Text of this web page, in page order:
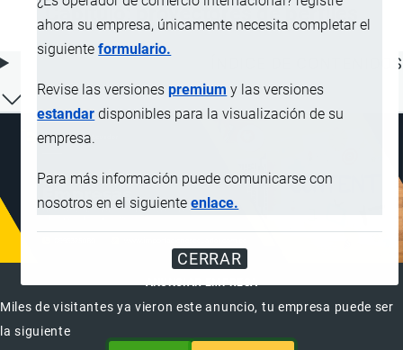
ahora su empresa, únicamente necesita completar el
siguienteformulario.
Revise las versionespremium y las versiones
estandar disponibles para la visualización de su
empresa.
Para más información puede comunicarse con
nosotros en el siguienteenlace.
CERRAR
Capítulo; proyectores de perfiles
ÍNDICE DE CONTENIDOS
ANUNCIAR EMPRESA
Miles de visitantes ya vieron este anuncio, tu empresa puede ser
la siguiente